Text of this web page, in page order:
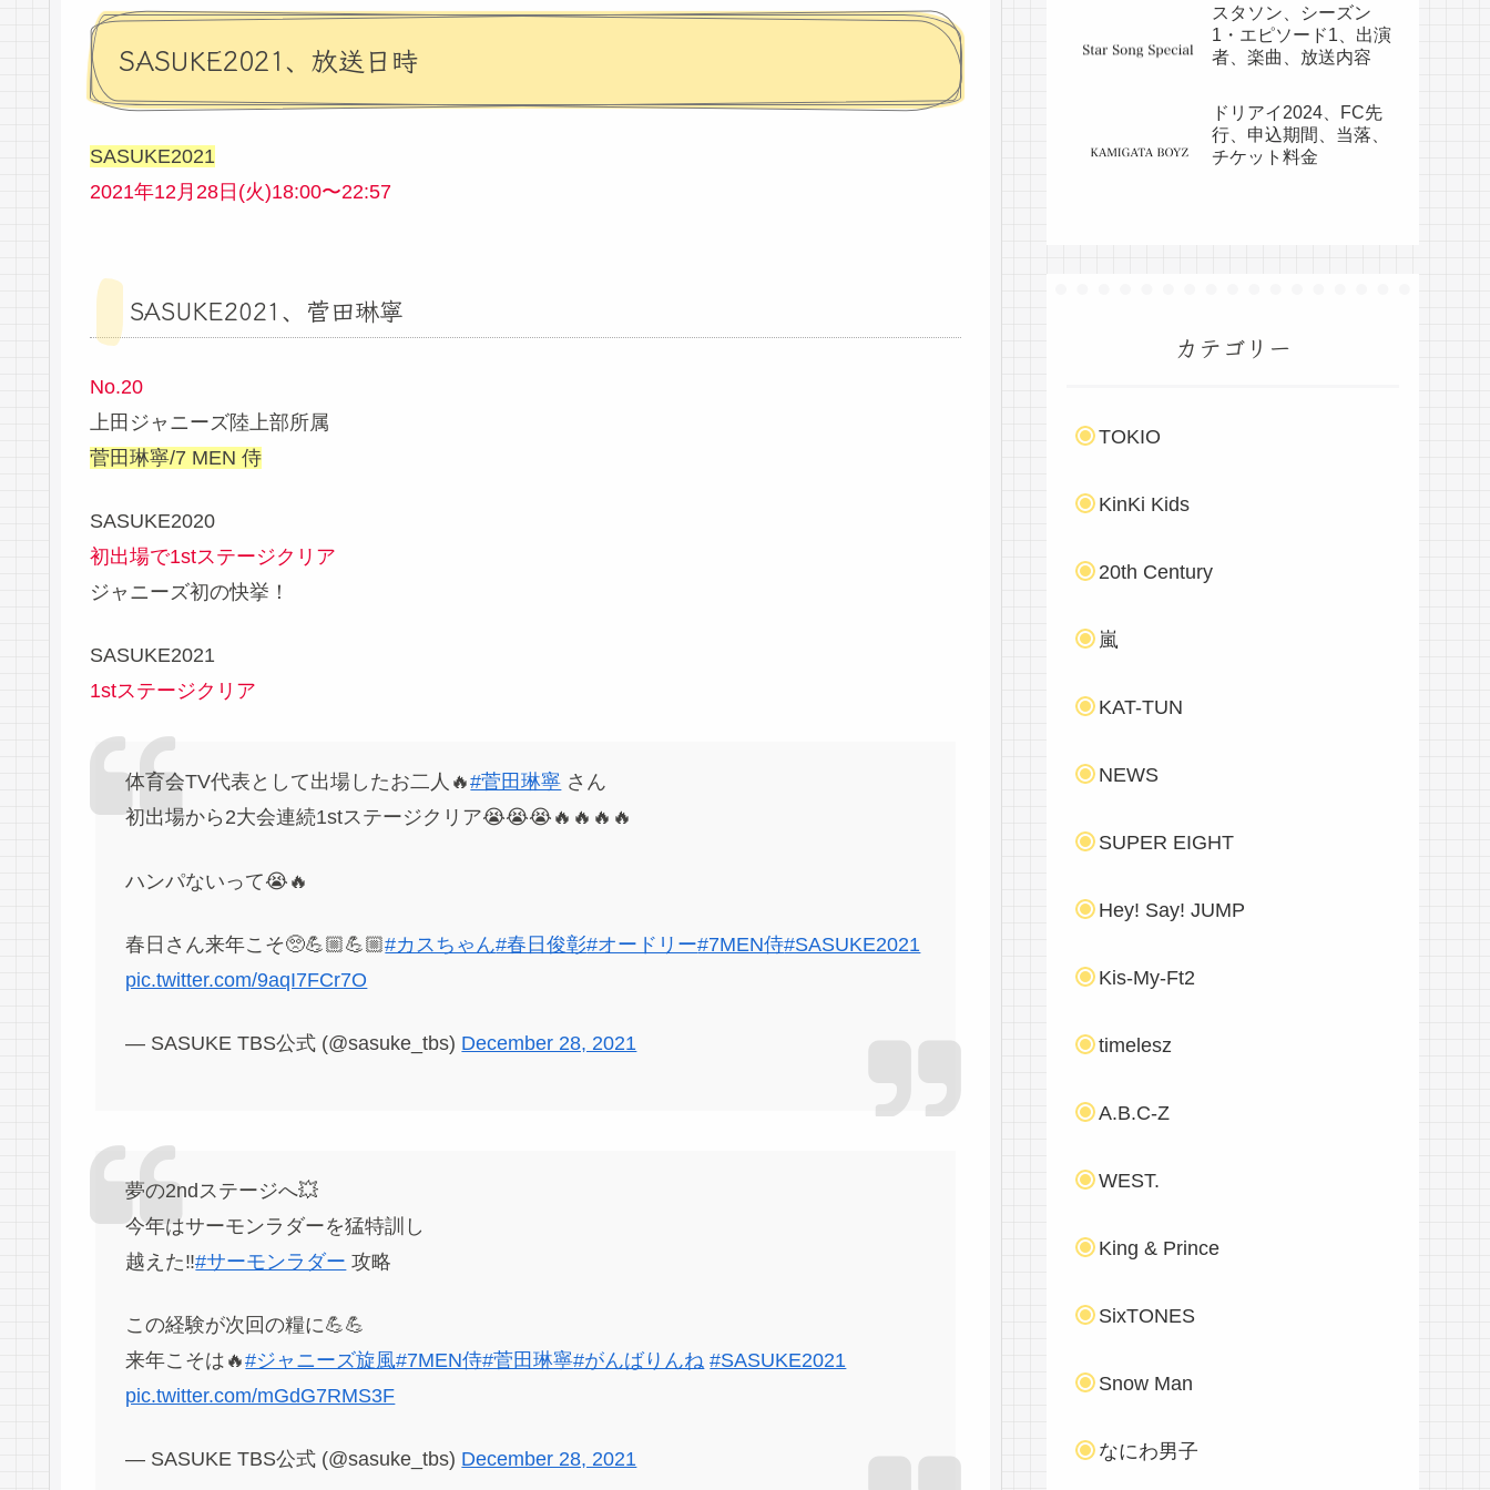
SASUKE2021、放送日時
SASUKE2021
2021年12月28日(火)18:00〜22:57
SASUKE2021、菅田琳寧
No.20
上田ジャニーズ陸上部所属
菅田琳寧/7 MEN 侍
SASUKE2020
初出場で1stステージクリア
ジャニーズ初の快挙！
SASUKE2021
1stステージクリア
体育会TV代表として出場したお二人🔥#菅田琳寧 さん
初出場から2大会連続1stステージクリア😭😭😭🔥🔥🔥🔥
ハンパないって😭🔥
春日さん来年こそ🥺💪🏼💪🏼#カスちゃん#春日俊彰#オードリー#7MEN侍#SASUKE2021
pic.twitter.com/9aqI7FCr7O
— SASUKE TBS公式 (@sasuke_tbs) December 28, 2021
夢の2ndステージへ💥
今年はサーモンラダーを猛特訓し
越えた‼️#サーモンラダー 攻略
この経験が次回の糧に💪💪
来年こそは🔥#ジャニーズ旋風#7MEN侍#菅田琳寧#がんばりんね #SASUKE2021
pic.twitter.com/mGdG7RMS3F
— SASUKE TBS公式 (@sasuke_tbs) December 28, 2021
スタソン、シーズン
1・エピソード1、出演
者、楽曲、放送内容
ドリアイ2024、FC先
行、申込期間、当落、
チケット料金
カテゴリー
TOKIO
KinKi Kids
20th Century
嵐
KAT-TUN
NEWS
SUPER EIGHT
Hey! Say! JUMP
Kis-My-Ft2
timelesz
A.B.C-Z
WEST.
King & Prince
SixTONES
Snow Man
なにわ男子